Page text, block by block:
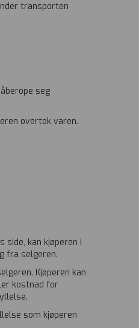
transporten
seg
overtok varen.
kan kjøperen i
fra selgeren.
Kjøperen kan
kostnad for
som kjøperen